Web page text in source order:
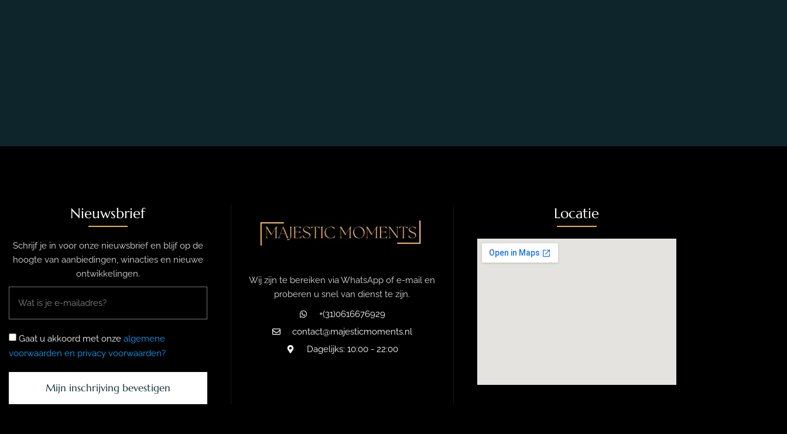
Nieuwsbrief
Schrijf je in voor onze nieuwsbrief en blijf op de
hoogte van aanbiedingen, winacties en nieuwe
ontwikkelingen.
Gaat u akkoord met onze algemene
voorwaarden en privacy voorwaarden?
Mijn inschrijving bevestigen
Wij zijn te bereiken via WhatsApp of e-mail en
proberen u snel van dienst te zijn.
+(31)0616676929
contact@majesticmoments.nl
Dagelijks: 10:00 - 22:00
Locatie